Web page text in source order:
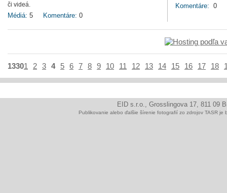
či videá.
Médiá: 5 Komentáre: 0
Komentáre: 0
13301 2 3 4 5 6 7 8 9 10 11 12 13 14 15 16 17 18
EID s.r.o., Grosslingova 17, 811 09
Publikovanie alebo ďalšie šírenie fotografií zo zdrojov TASR